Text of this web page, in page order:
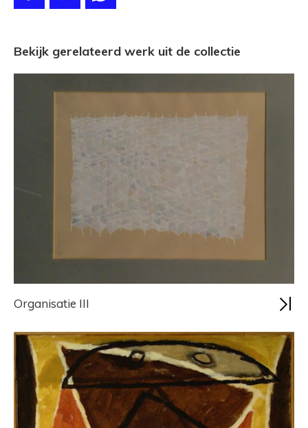
Bekijk gerelateerd werk uit de collectie
Organisatie III